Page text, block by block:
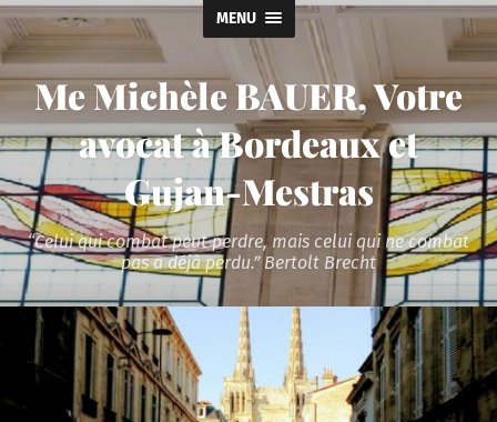
MENU
Me Michèle BAUER, Votre
avocat à Bordeaux et
Gujan-Mestras
“Celui qui combat peut perdre, mais celui qui ne combat
pas a déjà perdu.” Bertolt Brecht